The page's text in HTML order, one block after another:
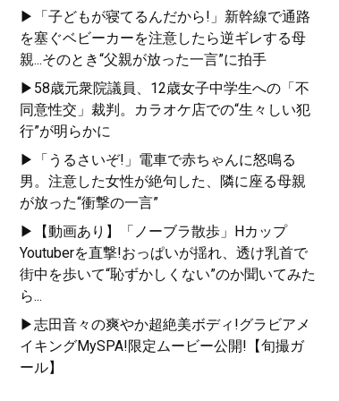
▶「子どもが寝てるんだから!」新幹線で通路
を塞ぐベビーカーを注意したら逆ギレする母
親...そのとき“父親が放った一言”に拍手
▶58歳元衆院議員、12歳女子中学生への「不
同意性交」裁判。カラオケ店での“生々しい犯
行”が明らかに
▶「うるさいぞ!」電車で赤ちゃんに怒鳴る
男。注意した女性が絶句した、隣に座る母親
が放った“衝撃の一言”
▶【動画あり】「ノーブラ散歩」Hカップ
Youtuberを直撃!おっぱいが揺れ、透け乳首で
街中を歩いて“恥ずかしくない”のか聞いてみた
ら...
▶志田音々の爽やか超絶美ボディ!グラビアメ
イキングMySPA!限定ムービー公開!【旬撮ガ
ール】